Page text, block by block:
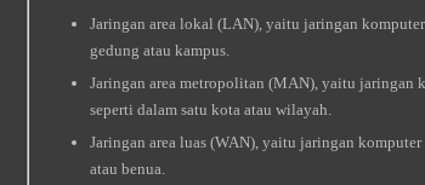
Jaringan area lokal (LAN), yaitu jaringan
gedung atau kampus.
Jaringan area metropolitan (MAN), yaitu jaringan
seperti dalam satu kota atau wilayah.
Jaringan area luas (WAN), yaitu jaringan
atau benua.